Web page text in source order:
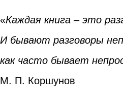
«Каждая книга – это
И бывают разговоры
как часто бывает
М. П. Коршунов